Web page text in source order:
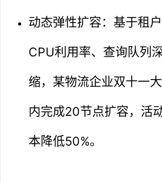
动态弹性扩容：基于租
CPU利用率、查询队列
缩，某物流企业双十一
内完成20节点扩容，活
本降低50%。